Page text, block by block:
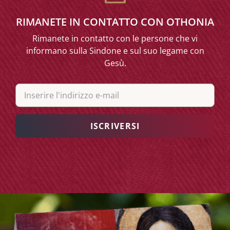
RIMANETE IN CONTATTO CON OTHONIA
Rimanete in contatto con le persone che vi
informano sulla Sindone e sul suo legame con
Gesù.
EMAIL(RICHIESTO)